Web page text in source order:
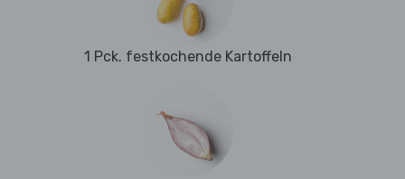
1 Pck. festkochende Kartoffeln